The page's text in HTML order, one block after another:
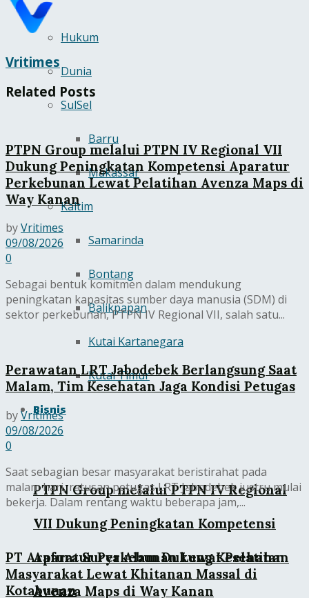
Hukum
Dunia
SulSel
Barru
Makassar
Kaltim
Samarinda
Bontang
Balikpapan
Kutai Kartanegara
Kutai Timur
Bisnis
PTPN Group melalui PTPN IV Regional
VII Dukung Peningkatan Kompetensi
Aparatur Perkebunan Lewat Pelatihan
Avenza Maps di Way Kanan
Vritimes
Related Posts
PTPN Group melalui PTPN IV Regional VII
Dukung Peningkatan Kompetensi Aparatur
Perkebunan Lewat Pelatihan Avenza Maps di
Way Kanan
byVritimes
09/08/2026
0
Sebagai bentuk komitmen dalam mendukung
peningkatan kapasitas sumber daya manusia (SDM) di
sektor perkebunan, PTPN IV Regional VII, salah satu...
Perawatan LRT Jabodebek Berlangsung Saat
Malam, Tim Kesehatan Jaga Kondisi Petugas
byVritimes
09/08/2026
0
Saat sebagian besar masyarakat beristirahat pada
malam hari, ratusan petugas LRT Jabodebek justru mulai
bekerja. Dalam rentang waktu beberapa jam,...
PT Arafura Surya Alam Dukung Kesehatan
Masyarakat Lewat Khitanan Massal di
Kotabunan